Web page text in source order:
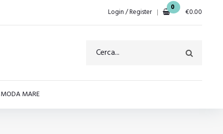
Login / Register 0 €0.00
MARE